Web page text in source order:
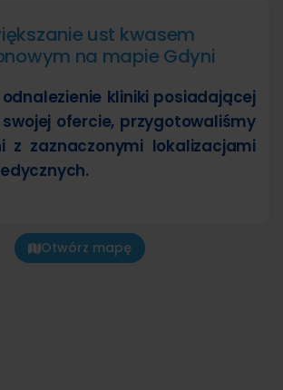
ust kwasem
na mapie Gdyni
kliniki posiadającej
ofercie, przygotowaliśmy
z zaznaczonymi lokalizacjami
Otwórz mapę